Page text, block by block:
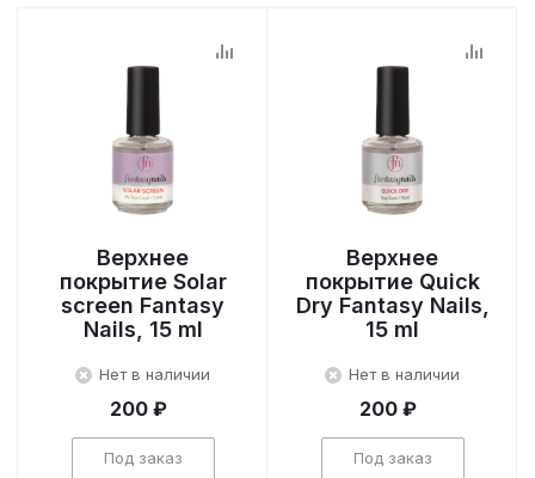
Верхнее
покрытие Solar
screen Fantasy
Nails, 15 ml
Нет в наличии
200 ₽
Под заказ
Верхнее
покрытие Quick
Dry Fantasy Nails,
15 ml
Нет в наличии
200 ₽
Под заказ